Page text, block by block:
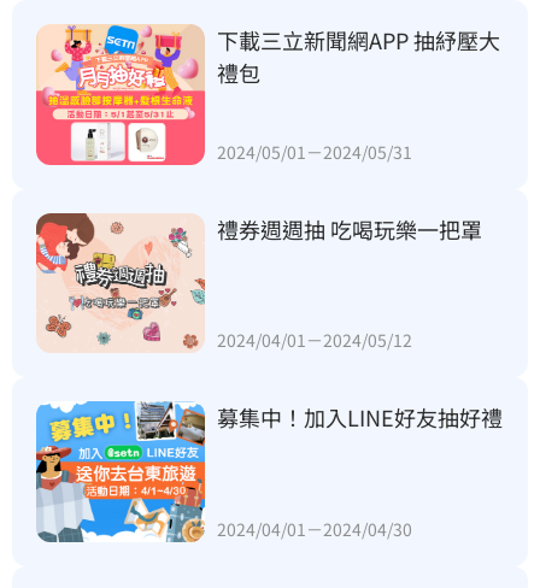
下載三立新聞網APP 抽紓壓大
禮包
2024/05/01－2024/05/31
禮券週週抽 吃喝玩樂一把罩
2024/04/01－2024/05/12
募集中！加入LINE好友抽好禮
2024/04/01－2024/04/30